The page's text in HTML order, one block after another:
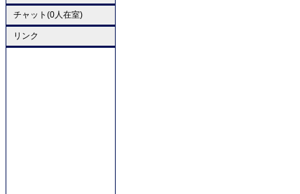
チャット(0人在室)
リンク